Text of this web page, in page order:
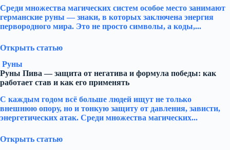
Среди множества магических систем особое место занимают
германские руны — знаки, в которых заключена энергия
первородного мира. Это не просто символы, а коды,...
Открыть статью
Руны
Руны Пива — защита от негатива и формула победы: как
работает став и как его применять
С каждым годом всё больше людей ищут не только
внешнюю опору, но и тонкую защиту от давления, зависти,
энергетических атак. Среди множества магических...
Открыть статью